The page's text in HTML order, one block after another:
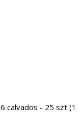
calvados - 25 szt (1